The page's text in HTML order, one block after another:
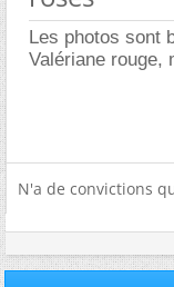
Les photos sont
Valériane rouge,
N'a de convictions